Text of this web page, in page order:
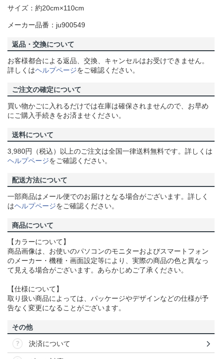
サイズ：約20cm×110cm
メーカー品番：ju900549
返品・交換について
お客様都合による返品、交換、キャンセルはお受けできません。
詳しくはヘルプページをご確認ください。
ご注文の確定について
買い物かごに入れるだけでは在庫は確保されませんので、お早め
にご購入手続きをお済ませください。
送料について
3,980円（税込）以上のご注文は全国一律送料無料です。詳しくは
ヘルプページをご確認ください。
配送方法について
一部商品はメール便でのお届けとなる場合がございます。詳しく
はヘルプページをご確認ください。
商品について
【カラーについて】
商品画像は、お使いのパソコンのモニターおよびスマートフォン
のメーカー・機種・画面設定等により、実際の商品の色と異なっ
て見える場合がございます。あらかじめご了承ください。
【仕様について】
取り扱い商品によっては、パッケージやデザインなどの仕様が予
告なく変更になることがございます。
その他
決済について